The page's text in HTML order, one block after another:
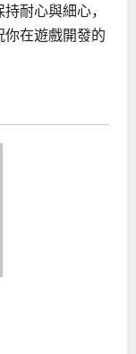
耐心與細心，
在遊戲開發的